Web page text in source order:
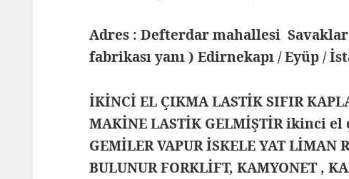
Adres : Defterdar mahallesi
fabrikası yanı ) Edirnekapı / Eyüp /
İKİNCİ EL ÇIKMA LASTİK SIFIR
MAKİNE LASTİK GELMİŞTİR ikinci
GEMİLER VAPUR İSKELE YAT LİMAN
BULUNUR FORKLİFT, KAMYONET ,